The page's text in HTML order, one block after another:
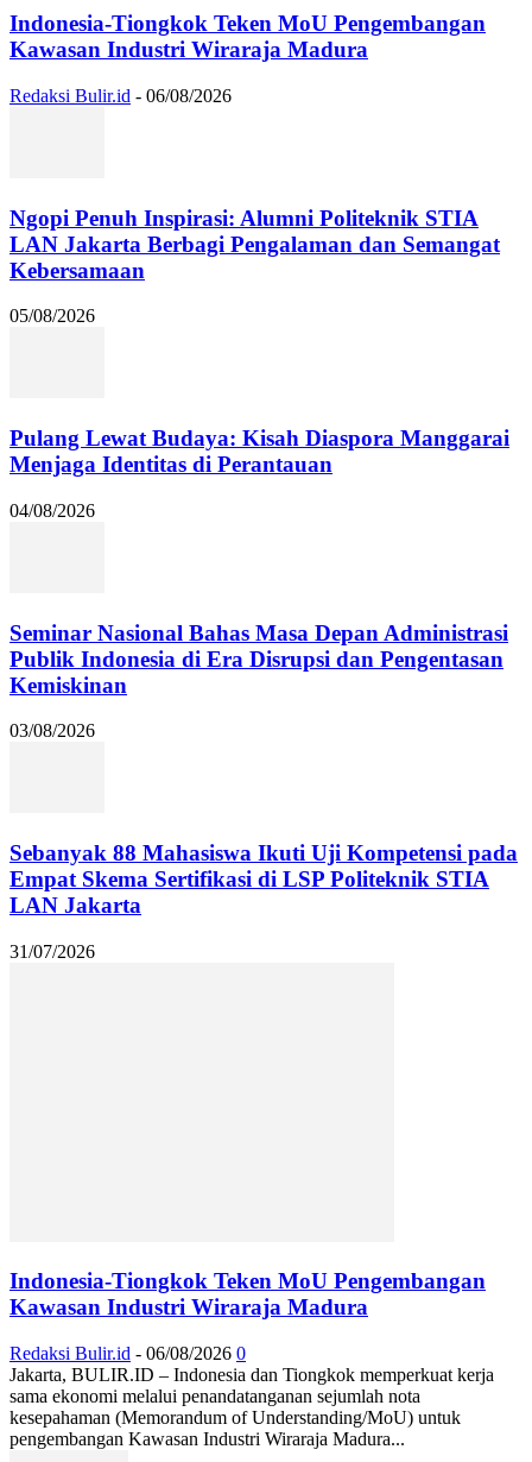
Indonesia-Tiongkok Teken MoU Pengembangan
Kawasan Industri Wiraraja Madura
Redaksi Bulir.id - 06/08/2026
Ngopi Penuh Inspirasi: Alumni Politeknik STIA
LAN Jakarta Berbagi Pengalaman dan Semangat
Kebersamaan
05/08/2026
Pulang Lewat Budaya: Kisah Diaspora Manggarai
Menjaga Identitas di Perantauan
04/08/2026
Seminar Nasional Bahas Masa Depan Administrasi
Publik Indonesia di Era Disrupsi dan Pengentasan
Kemiskinan
03/08/2026
Sebanyak 88 Mahasiswa Ikuti Uji Kompetensi pada
Empat Skema Sertifikasi di LSP Politeknik STIA
LAN Jakarta
31/07/2026
Indonesia-Tiongkok Teken MoU Pengembangan
Kawasan Industri Wiraraja Madura
Redaksi Bulir.id - 06/08/2026 0
Jakarta, BULIR.ID – Indonesia dan Tiongkok memperkuat kerja
sama ekonomi melalui penandatanganan sejumlah nota
kesepahaman (Memorandum of Understanding/MoU) untuk
pengembangan Kawasan Industri Wiraraja Madura...